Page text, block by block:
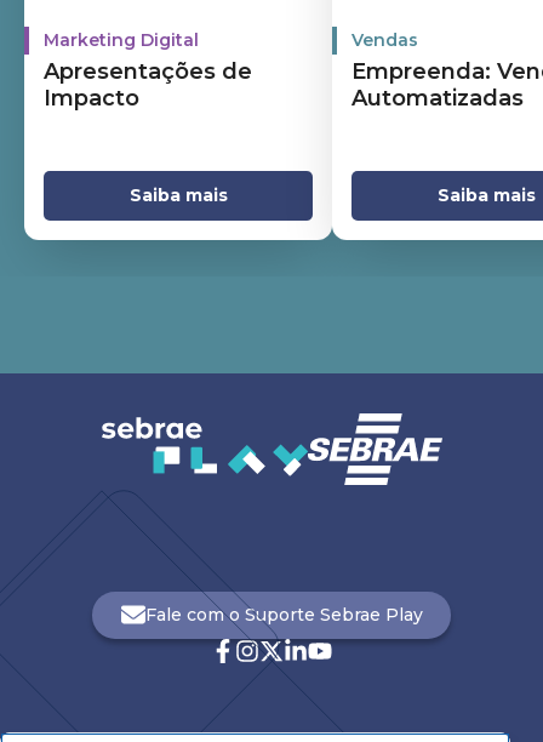
Marketing Digital
Apresentações de
Impacto
Saiba mais
Vendas
Empreenda:
Automatizadas
Saiba mais
Fale com o Suporte Sebrae Play